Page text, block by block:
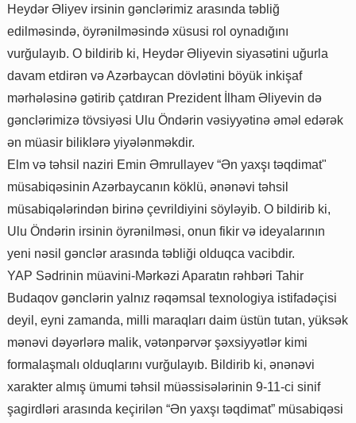
Heydər Əliyev irsinin gənclərimiz arasında təbliğ
edilməsində, öyrənilməsində xüsusi rol oynadığını
vurğulayıb. O bildirib ki, Heydər Əliyevin siyasətini uğurla
davam etdirən və Azərbaycan dövlətini böyük inkişaf
mərhələsinə gətirib çatdıran Prezident İlham Əliyevin də
gənclərimizə tövsiyəsi Ulu Öndərin vəsiyyətinə əməl edərək
ən müasir biliklərə yiyələnməkdir.
Elm və təhsil naziri Emin Əmrullayev “Ən yaxşı təqdimat"
müsabiqəsinin Azərbaycanın köklü, ənənəvi təhsil
müsabiqələrindən birinə çevrildiyini söyləyib. O bildirib ki,
Ulu Öndərin irsinin öyrənilməsi, onun fikir və ideyalarının
yeni nəsil gənclər arasında təbliği olduqca vacibdir.
YAP Sədrinin müavini-Mərkəzi Aparatın rəhbəri Tahir
Budaqov gənclərin yalnız rəqəmsal texnologiya istifadəçisi
deyil, eyni zamanda, milli maraqları daim üstün tutan, yüksək
mənəvi dəyərlərə malik, vətənpərvər şəxsiyyətlər kimi
formalaşmalı olduqlarını vurğulayıb. Bildirib ki, ənənəvi
xarakter almış ümumi təhsil müəssisələrinin 9-11-ci sinif
şagirdləri arasında keçirilən “Ən yaxşı təqdimat” müsabiqəsi